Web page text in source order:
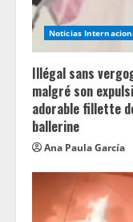
Noticias
Illégal sans
malgré son
adorable fillette
ballerine
Ana Paula García